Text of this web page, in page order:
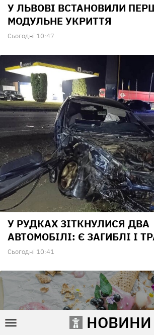
НОВИНИ
У ЛЬВОВІ ВСТАНОВИЛИ
МОДУЛЬНЕ УКРИТТЯ
Сьогодні 10:47
У РУДКАХ ЗІТКНУЛИСЯ ДВА
АВТОМОБІЛІ: Є ЗАГИБЛІ І
Сьогодні 10:41